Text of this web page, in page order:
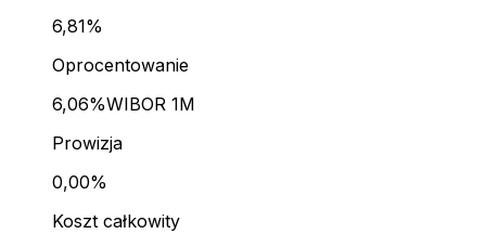
6,81%
Oprocentowanie
6,06%WIBOR 1M
Prowizja
0,00%
Koszt całkowity